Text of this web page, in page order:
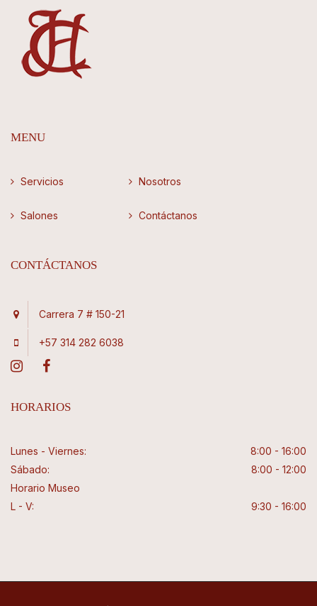
MENU
Servicios Nosotros
Salones Contáctanos
CONTÁCTANOS
Carrera 7 # 150-21
+57 314 282 6038
HORARIOS
Lunes - Viernes:
8:00 - 16:00
Sábado:
8:00 - 12:00
Horario Museo
L - V:
9:30 - 16:00